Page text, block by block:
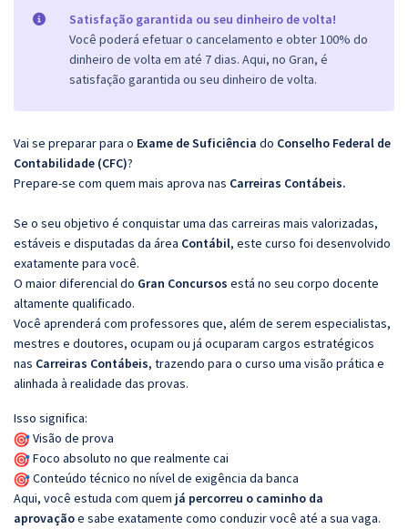
Satisfação garantida ou seu dinheiro de volta!
Você poderá efetuar o cancelamento e obter 100% do
dinheiro de volta em até 7 dias. Aqui, no Gran, é
satisfação garantida ou seu dinheiro de volta.
Vai se preparar para o Exame de Suficiência do Conselho Federal de
Contabilidade (CFC)?
Prepare-se com quem mais aprova nas Carreiras Contábeis.
Se o seu objetivo é conquistar uma das carreiras mais valorizadas,
estáveis e disputadas da área Contábil, este curso foi desenvolvido
exatamente para você.
O maior diferencial do Gran Concursos está no seu corpo docente
altamente qualificado.
Você aprenderá com professores que, além de serem especialistas,
mestres e doutores, ocupam ou já ocuparam cargos estratégicos
nas Carreiras Contábeis, trazendo para o curso uma visão prática e
alinhada à realidade das provas.
Isso significa:
Visão de prova
Foco absoluto no que realmente cai
Conteúdo técnico no nível de exigência da banca
Aqui, você estuda com quem já percorreu o caminho da
aprovaçãoe sabe exatamente como conduzir você até a sua vaga.